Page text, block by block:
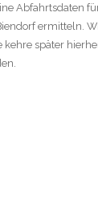
Abfahrtsdaten
ermitteln.
kehre später